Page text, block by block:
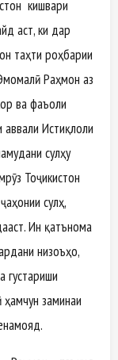
кишвари
аст, ки дар
таҳти роҳбарии
Раҳмон аз
ва фаъоли
Истиқлоли
сулҳу
Тоҷикистон
сулҳ,
Ин қатънома
низоъҳо,
густариши
заминаи